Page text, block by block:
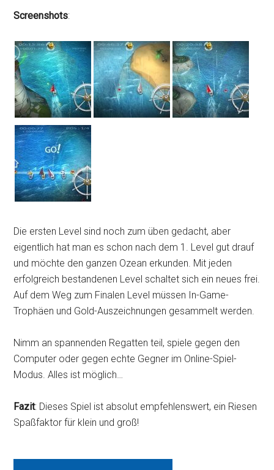
Screenshots:
Die ersten Level sind noch zum üben gedacht, aber
eigentlich hat man es schon nach dem 1. Level gut drauf
und möchte den ganzen Ozean erkunden. Mit jeden
erfolgreich bestandenen Level schaltet sich ein neues frei.
Auf dem Weg zum Finalen Level müssen In-Game-
Trophäen und Gold-Auszeichnungen gesammelt werden.
Nimm an spannenden Regatten teil, spiele gegen den
Computer oder gegen echte Gegner im Online-Spiel-
Modus. Alles ist möglich…
Fazit: Dieses Spiel ist absolut empfehlenswert, ein Riesen
Spaßfaktor für klein und groß!